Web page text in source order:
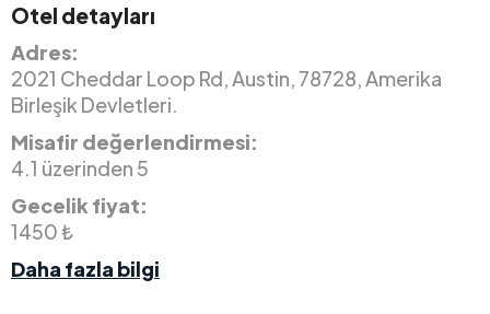
Otel detayları
Adres:
2021 Cheddar Loop Rd, Austin, 78728, Amerika
Birleşik Devletleri.
Misafir değerlendirmesi:
4.1 üzerinden 5
Gecelik fiyat:
1450 ₺
Daha fazla bilgi